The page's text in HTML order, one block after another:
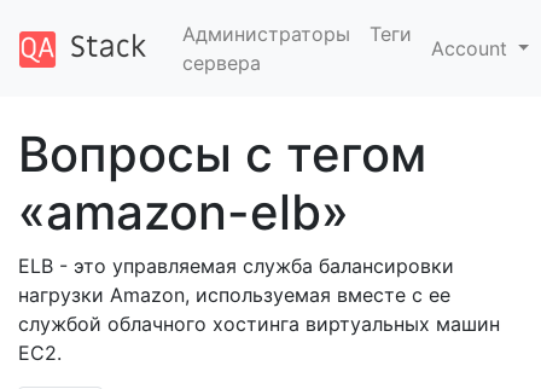
Администраторы
сервера
Теги
Account
Вопросы с тегом
«amazon-elb»
ELB - это управляемая служба балансировки
нагрузки Amazon, используемая вместе с ее
службой облачного хостинга виртуальных машин
EC2.